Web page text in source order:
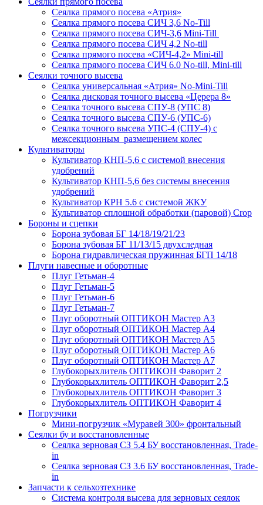
Сеялка прямого посева «Атрия»
Сеялка прямого посева СИЧ 3,6 No-Till
Сеялка прямого посева СИЧ-3,6 Mini-Till
Сеялка прямого посева СИЧ 4,2 No-till
Сеялка прямого посева «СИЧ-4,2» Mini-till
Сеялка прямого посева СИЧ 6.0 No-till, Mini-till
Сеялки точного высева
Сеялка универсальная «Атрия» No-Mini-Till
Сеялка дисковая точного высева «Церера 8»
Сеялка точного высева СПУ-8 (УПС 8)
Сеялка точного высева СПУ-6 (УПС-6)
Сеялка точного высева УПС-4 (СПУ-4) с
межсекционным размещением колес
Культиваторы
Культиватор КНП-5,6 с системой внесения
удобрений
Культиватор КНП-5,6 без системы внесения
удобрений
Культиватор КРН 5.6 с системой ЖКУ
Культиватор сплошной обработки (паровой) Crop
Бороны и сцепки
Борона зубовая БГ 14/18/19/21/23
Борона зубовая БГ 11/13/15 двухследная
Борона гидравлическая пружинная БГП 14/18
Плуги навесные и оборотные
Плуг Гетьман-4
Плуг Гетьман-5
Плуг Гетьман-6
Плуг Гетьман-7
Плуг оборотный ОПТИКОН Мастер А3
Плуг оборотный ОПТИКОН Мастер А4
Плуг оборотный ОПТИКОН Мастер А5
Плуг оборотный ОПТИКОН Мастер А6
Плуг оборотный ОПТИКОН Мастер А7
Глубокорыхлитель ОПТИКОН Фаворит 2
Глубокорыхлитель ОПТИКОН Фаворит 2,5
Глубокорыхлитель ОПТИКОН Фаворит 3
Глубокорыхлитель ОПТИКОН Фаворит 4
Погрузчики
Мини-погрузчик «Муравей 300» фронтальный
Сеялки бу и восстановленные
Сеялка зерновая СЗ 5.4 БУ восстановленная, Trade-
in
Сеялка зерновая СЗ 3.6 БУ восстановленная, Trade-
in
Запчасти к сельхозтехнике
Система контроля высева для зерновых сеялок